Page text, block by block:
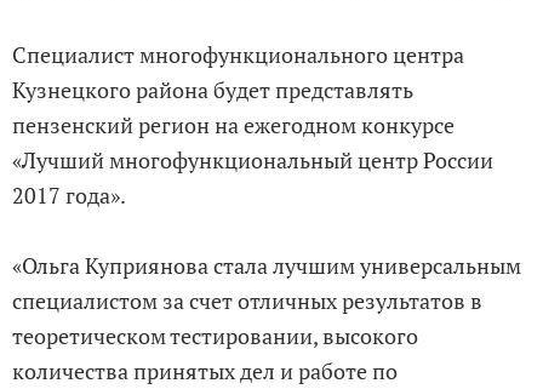
Специалист многофункционального центра
Кузнецкого района будет представлять
пензенский регион на ежегодном конкурсе
«Лучший многофункциональный центр России
2017 года».
«Ольга Куприянова стала лучшим универсальным
специалистом за счет отличных результатов в
теоретическом тестировании, высокого
количества принятых дел и работе по